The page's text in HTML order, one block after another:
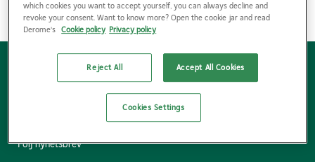
Hitta kontaktpersoner
Hitta bygg- & industrihandel
Följ nyhetsbrev
which cookies you want to accept yourself, you can always decline and
revoke your consent. Want to know more? Open the cookie jar and read
Derome's Cookie policy Privacy policy
Reject All Accept All Cookies
Cookies Settings